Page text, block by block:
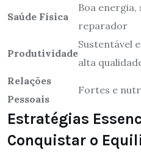
Saúde Física
Boa energia,
reparador
Produtividade
Sustentável
alta
Relações
Pessoais
Fortes e
Estratégias
Conquistar o